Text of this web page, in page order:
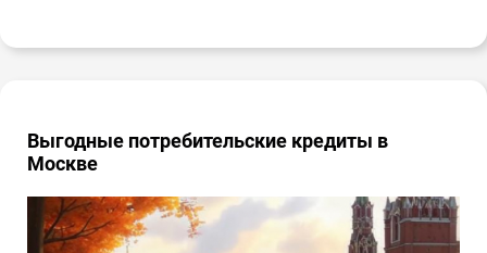
Выгодные потребительские кредиты в
Москве